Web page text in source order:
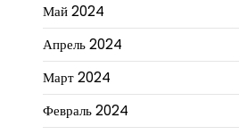
Май 2024
Апрель 2024
Март 2024
Февраль 2024